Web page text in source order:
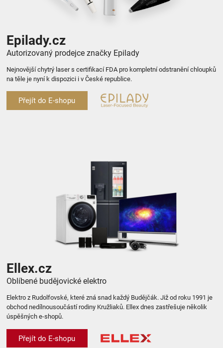
Epilady.cz
Autorizovaný prodejce značky Epilady
Nejnovější chytrý laser s certifikací FDA pro kompletní odstranění chloupků
na těle je nyní k dispozici i v České republice.
Přejít do E-shopu
Ellex.cz
Oblíbené budějovické elektro
Elektro z Rudolfovské, které zná snad každý Budějčák. Již od roku 1991 je
obchod nedílnousoučástí rodiny Kružliaků. Ellex dnes zastřešuje několik
úspěšných e-shopů.
Přejít do E-shopu